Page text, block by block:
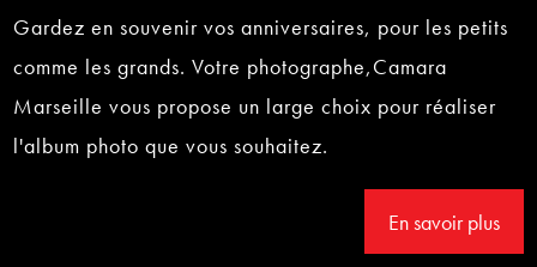
Gardez en souvenir vos anniversaires, pour les petits
comme les grands. Votre photographe,Camara
Marseille vous propose un large choix pour réaliser
l'album photo que vous souhaitez.
En savoir plus